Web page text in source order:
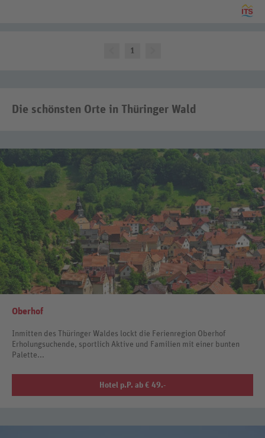
1
Die schönsten Orte in Thüringer Wald
Oberhof
Inmitten des Thüringer Waldes lockt die Ferienregion Oberhof
Erholungsuchende, sportlich Aktive und Familien mit einer bunten
Palette...
Hotel p.P. ab € 49.-